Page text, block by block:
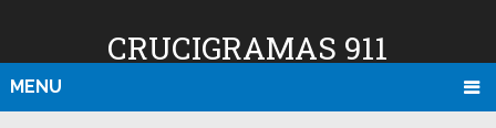
CRUCIGRAMAS 911
MENU